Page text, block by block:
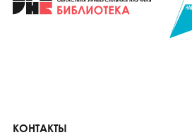
КОНТАКТЫ